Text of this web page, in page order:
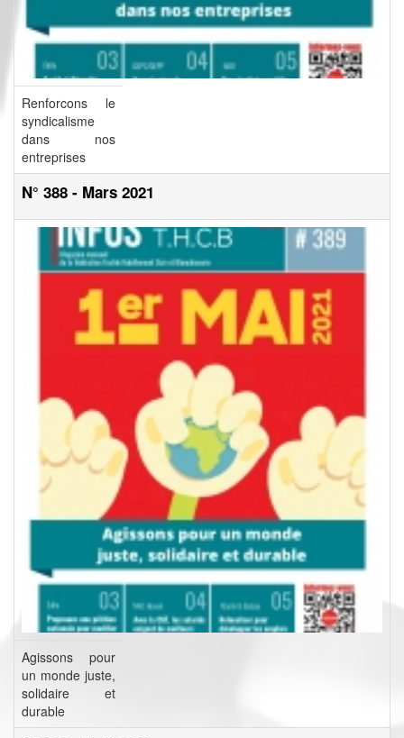
Renforcons le
syndicalisme
dans nos
entreprises
N° 388 - Mars 2021
Agissons pour
un monde juste,
solidaire et
durable